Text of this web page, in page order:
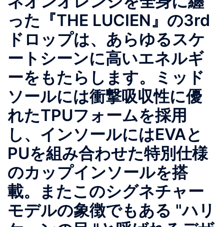
った『THE LUCIEN』の3rd
ドロップは、あらゆるスケ
ートシーンに高いエネルギ
ーをもたらします。ミッド
ソールには衝撃吸収性に優
れたTPUフォームを採用
し、インソールにはEVAと
PUを組み合わせた特別仕様
のカップインソールを搭
載。またこのシグネチャー
モデルの象徴でもある "ハリ